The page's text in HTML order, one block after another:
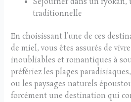
traditionnelle
En choisissant l’une de ces
de miel, vous êtes assurés de
inoubliables et romantiques à
préfériez les plages
ou les paysages naturels
forcément une destination qui